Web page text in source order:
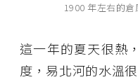
1900 年左右的
這一年的夏天很熱
度，易北河的水溫